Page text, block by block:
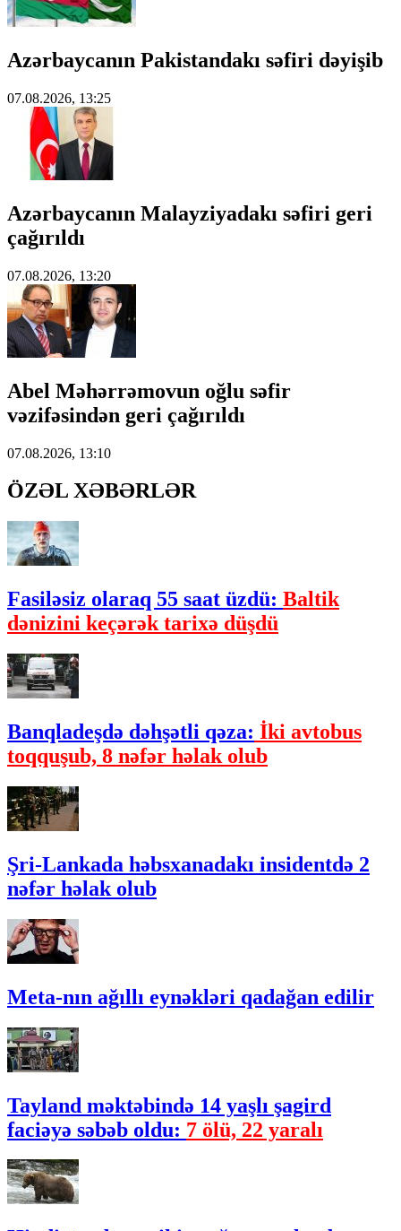
Azərbaycanın Pakistandakı səfiri dəyişib
07.08.2026, 13:25
Azərbaycanın Malayziyadakı səfiri geri
çağırıldı
07.08.2026, 13:20
Abel Məhərrəmovun oğlu səfir
vəzifəsindən geri çağırıldı
07.08.2026, 13:10
ÖZƏL XƏBƏRLƏR
Fasiləsiz olaraq 55 saat üzdü: Baltik
dənizini keçərək tarixə düşdü
Banqladeşdə dəhşətli qəza: İki avtobus
toqquşub, 8 nəfər həlak olub
Şri-Lankada həbsxanadakı insidentdə 2
nəfər həlak olub
Meta-nın ağıllı eynəkləri qadağan edilir
Tayland məktəbində 14 yaşlı şagird
faciəyə səbəb oldu: 7 ölü, 22 yaralı